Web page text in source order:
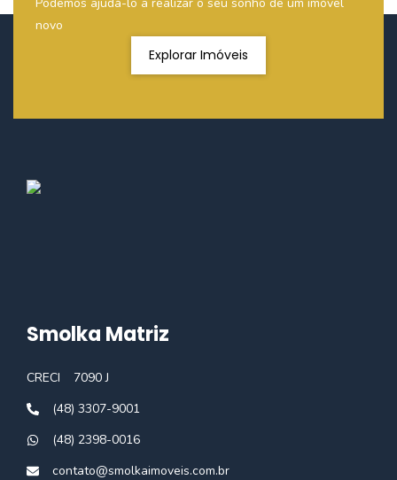
novo
Explorar Imóveis
Smolka Matriz
CRECI
7090 J
(48) 3307-9001
(48) 2398-0016
contato@smolkaimoveis.com.br